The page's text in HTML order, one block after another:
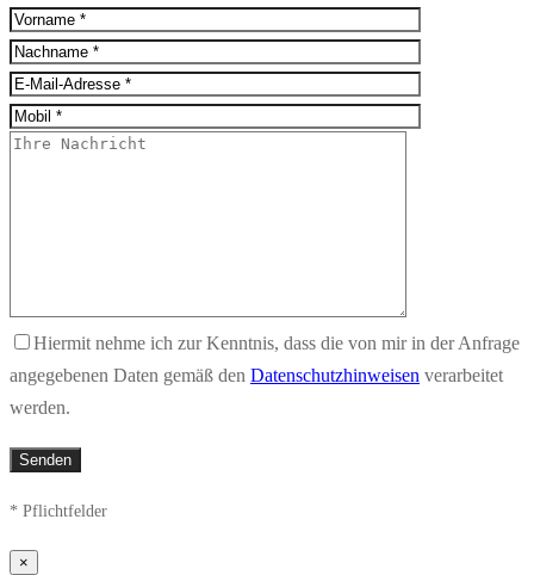
Hiermit nehme ich zur Kenntnis, dass die von mir in der Anfrage
angegebenen Daten gemäß den Datenschutzhinweisen verarbeitet
werden.
* Pflichtfelder
×